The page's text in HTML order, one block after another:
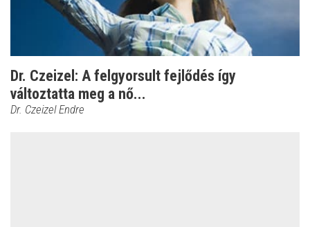
Dr. Czeizel: A felgyorsult fejlődés így
változtatta meg a nő...
Dr. Czeizel Endre